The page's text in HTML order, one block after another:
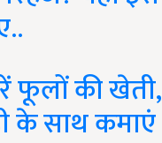
फूलों की खेती,
के साथ कमाएं